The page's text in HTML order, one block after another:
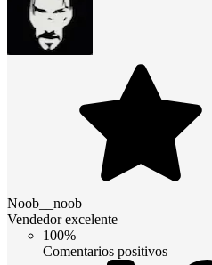
Noob__noob
Vendedor excelente
100%
Comentarios positivos